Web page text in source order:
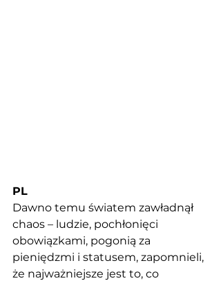
PL
Dawno temu światem zawładnął
chaos – ludzie, pochłonięci
obowiązkami, pogonią za
pieniędzmi i statusem, zapomnieli,
że najważniejsze jest to, co